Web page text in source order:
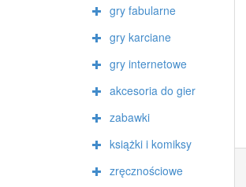
gry fabularne
gry karciane
gry internetowe
akcesoria do gier
zabawki
książki i komiksy
zręcznościowe